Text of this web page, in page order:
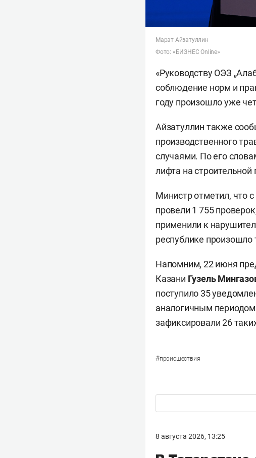
Марат Айзатуллин
Фото: «БИЗНЕС Online»
«Руководству ОЭЗ
соблюдение норм и
году произошло уже
Айзатуллин также
производственного
случаями. По его
лифта на
Министр отметил, что
провели 1 755
применили к
республике
Напомним, 22 июня
Казани Гузель
поступило 35
аналогичным
зафиксировали 26
#происшествия
8 августа 2026, 13:25